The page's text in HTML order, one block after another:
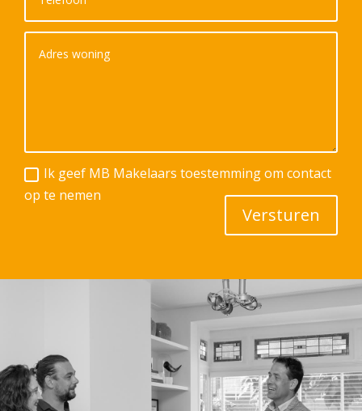
Ik geef MB Makelaars toestemming om contact
op te nemen
Versturen